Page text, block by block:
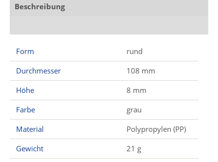
Beschreibung
Form
rund
Durchmesser
108 mm
Höhe
8 mm
Farbe
grau
Material
Polypropylen (PP)
Gewicht
21 g